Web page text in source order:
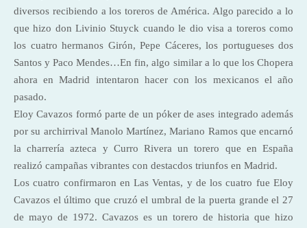
diversos recibiendo a los toreros de América. Algo parecido a lo
que hizo don Livinio Stuyck cuando le dio visa a toreros como
los cuatro hermanos Girón, Pepe Cáceres, los portugueses dos
Santos y Paco Mendes…En fin, algo similar a lo que los Chopera
ahora en Madrid intentaron hacer con los mexicanos el año
pasado.
Eloy Cavazos formó parte de un póker de ases integrado además
por su archirrival Manolo Martínez, Mariano Ramos que encarnó
la charrería azteca y Curro Rivera un torero que en España
realizó campañas vibrantes con destacdos triunfos en Madrid.
Los cuatro confirmaron en Las Ventas, y de los cuatro fue Eloy
Cavazos el último que cruzó el umbral de la puerta grande el 27
de mayo de 1972. Cavazos es un torero de historia que hizo